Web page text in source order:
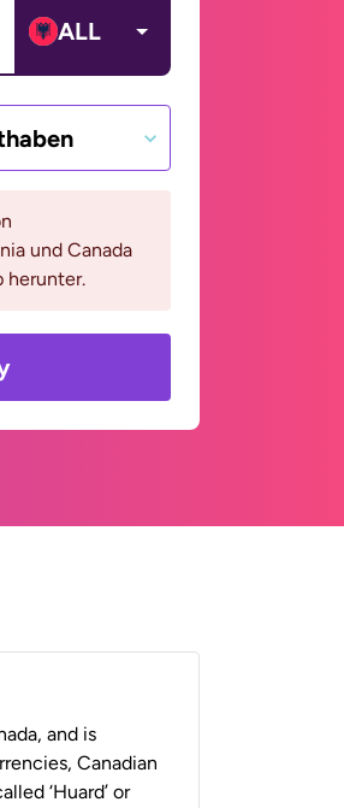
ALL
und Canada
herunter.
and is
Canadian
‘Huard’ or